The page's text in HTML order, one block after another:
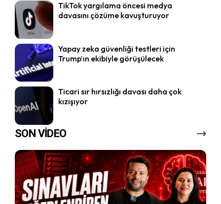
TikTok yargılama öncesi medya
davasını çözüme kavuşturuyor
Yapay zeka güvenliği testleri için
Trump’ın ekibiyle görüşülecek
Ticari sır hırsızlığı davası daha çok
kızışıyor
SON VİDEO